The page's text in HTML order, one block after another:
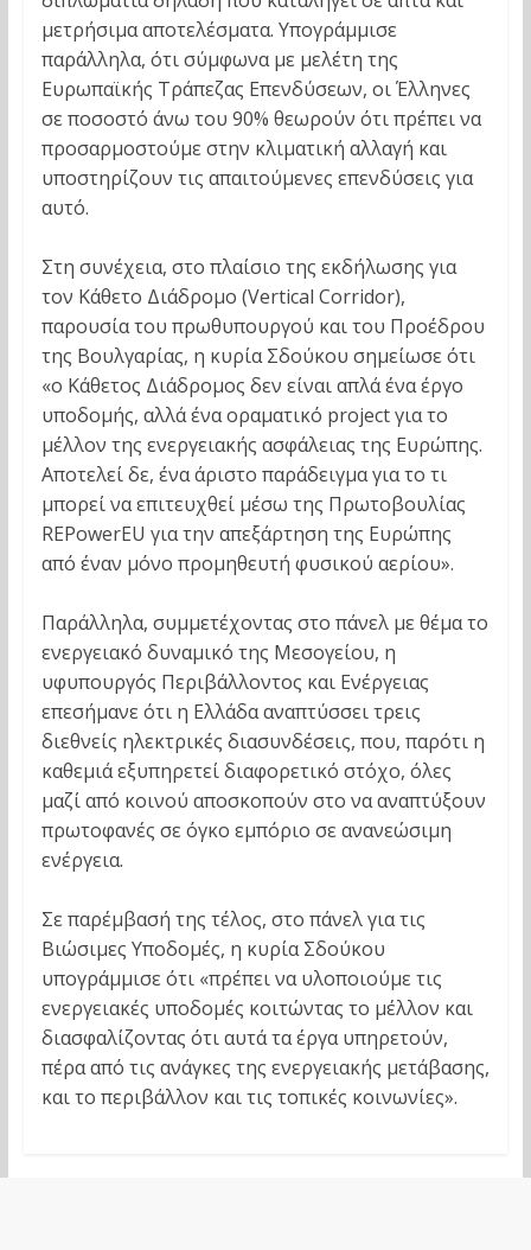
μετρήσιμα αποτελέσματα. Υπογράμμισε
παράλληλα, ότι σύμφωνα με μελέτη της
Ευρωπαϊκής Τράπεζας Επενδύσεων, οι Έλληνες
σε ποσοστό άνω του 90% θεωρούν ότι πρέπει να
προσαρμοστούμε στην κλιματική αλλαγή και
υποστηρίζουν τις απαιτούμενες επενδύσεις για
αυτό.
Στη συνέχεια, στο πλαίσιο της εκδήλωσης για
τον Κάθετο Διάδρομο (Vertical Corridor),
παρουσία του πρωθυπουργού και του Προέδρου
της Βουλγαρίας, η κυρία Σδούκου σημείωσε ότι
«ο Κάθετος Διάδρομος δεν είναι απλά ένα έργο
υποδομής, αλλά ένα οραματικό project για το
μέλλον της ενεργειακής ασφάλειας της Ευρώπης.
Αποτελεί δε, ένα άριστο παράδειγμα για το τι
μπορεί να επιτευχθεί μέσω της Πρωτοβουλίας
REPowerEU για την απεξάρτηση της Ευρώπης
από έναν μόνο προμηθευτή φυσικού αερίου».
Παράλληλα, συμμετέχοντας στο πάνελ με θέμα το
ενεργειακό δυναμικό της Μεσογείου, η
υφυπουργός Περιβάλλοντος και Ενέργειας
επεσήμανε ότι η Ελλάδα αναπτύσσει τρεις
διεθνείς ηλεκτρικές διασυνδέσεις, που, παρότι η
καθεμιά εξυπηρετεί διαφορετικό στόχο, όλες
μαζί από κοινού αποσκοπούν στο να αναπτύξουν
πρωτοφανές σε όγκο εμπόριο σε ανανεώσιμη
ενέργεια.
Σε παρέμβασή της τέλος, στο πάνελ για τις
Βιώσιμες Υποδομές, η κυρία Σδούκου
υπογράμμισε ότι «πρέπει να υλοποιούμε τις
ενεργειακές υποδομές κοιτώντας το μέλλον και
διασφαλίζοντας ότι αυτά τα έργα υπηρετούν,
πέρα από τις ανάγκες της ενεργειακής μετάβασης,
και το περιβάλλον και τις τοπικές κοινωνίες».